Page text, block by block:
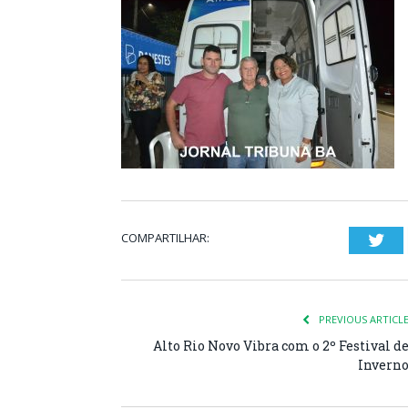
COMPARTILHAR:
PREVIOUS ARTICLE
Alto Rio Novo Vibra com o 2º Festival de
Inverno